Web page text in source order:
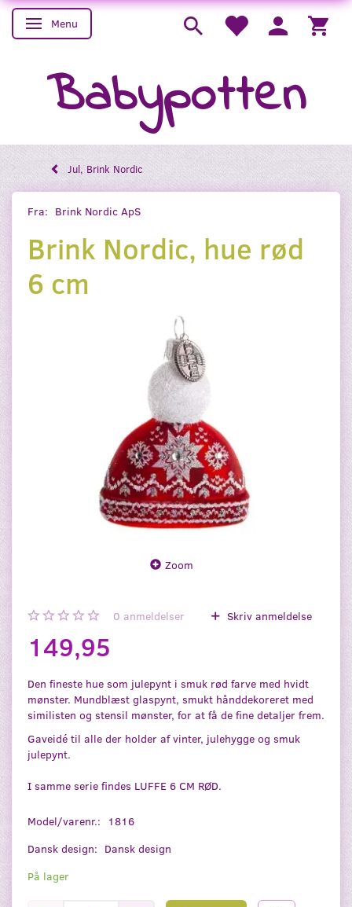
Skifte navigation
Menu
Babypotten
Jul, Brink Nordic
Fra: Brink Nordic ApS
Brink Nordic, hue rød
6 cm
Zoom
0 anmeldelser Skriv anmeldelse
149,95
Den fineste hue som julepynt i smuk rød farve med hvidt
mønster. Mundblæst glaspynt, smukt hånddekoreret med
similisten og stensil mønster, for at få de fine detaljer frem.
Gaveidé til alle der holder af vinter, julehygge og smuk
julepynt.
I samme serie findes LUFFE 6 CM RØD.
Model/varenr.:
1816
Dansk design: Dansk design
På lager